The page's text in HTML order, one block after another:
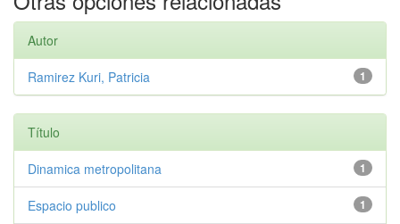
Autor
1
Ramirez Kuri, Patricia
Título
1
Dinamica metropolitana
1
Espacio publico